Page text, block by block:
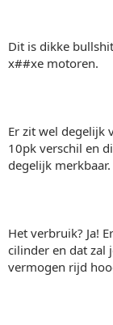
Dit is dikke
x##xe motoren.
Er zit wel degelijk
10pk verschil en
degelijk merkbaar.
Het verbruik? Ja!
cilinder en dat zal
vermogen rijd